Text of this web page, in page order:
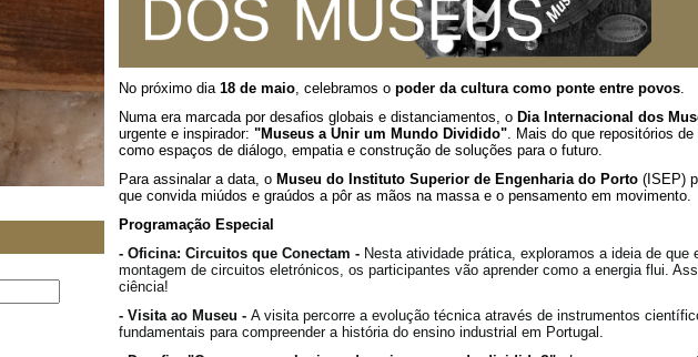
No próximo dia 18 de maio, celebramos o poder da cultura como ponte entre povos.
Numa era marcada por desafios globais e distanciamentos, o Dia Internacional dos
urgente e inspirador: "Museus a Unir um Mundo Dividido". Mais do que repositórios
como espaços de diálogo, empatia e construção de soluções para o futuro.
Para assinalar a data, o Museu do Instituto Superior de Engenharia do Porto (ISEP)
que convida miúdos e graúdos a pôr as mãos na massa e o pensamento em movimento.
Programação Especial
- Oficina: Circuitos que Conectam - Nesta atividade prática, exploramos a ideia de
montagem de circuitos eletrónicos, os participantes vão aprender como a energia flui.
ciência!
- Visita ao Museu - A visita percorre a evolução técnica através de instrumentos
fundamentais para compreender a história do ensino industrial em Portugal.